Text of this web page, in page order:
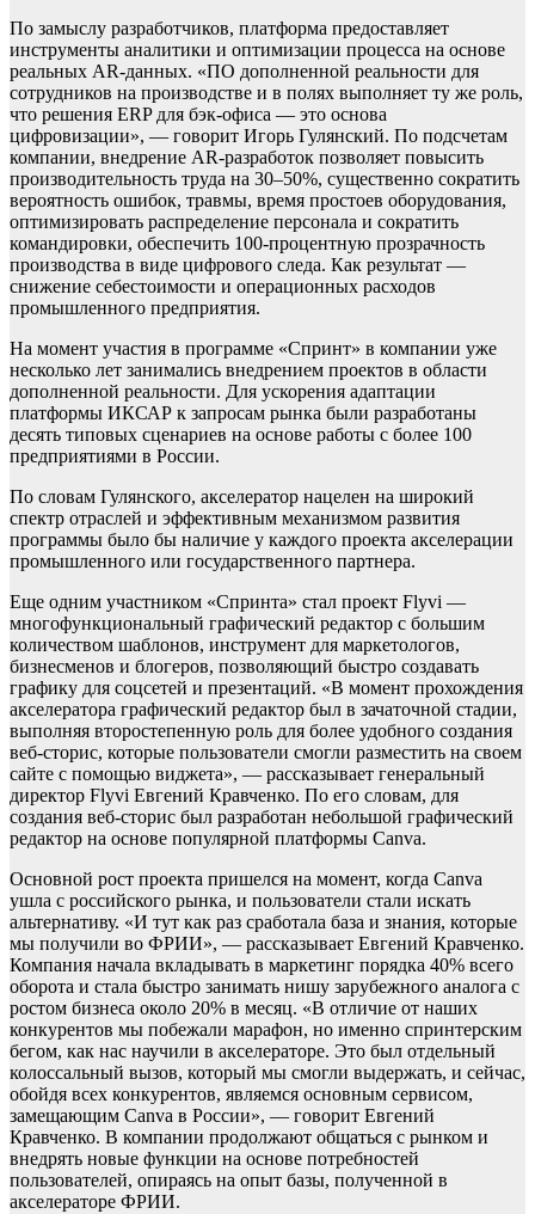
По замыслу разработчиков, платформа предоставляет
инструменты аналитики и оптимизации процесса на основе
реальных AR-данных. «ПО дополненной реальности для
сотрудников на производстве и в полях выполняет ту же роль,
что решения ERP для бэк-офиса — это основа
цифровизации», — говорит Игорь Гулянский. По подсчетам
компании, внедрение AR-разработок позволяет повысить
производительность труда на 30–50%, существенно сократить
вероятность ошибок, травмы, время простоев оборудования,
оптимизировать распределение персонала и сократить
командировки, обеспечить 100-процентную прозрачность
производства в виде цифрового следа. Как результат —
снижение себестоимости и операционных расходов
промышленного предприятия.
На момент участия в программе «Спринт» в компании уже
несколько лет занимались внедрением проектов в области
дополненной реальности. Для ускорения адаптации
платформы ИКСАР к запросам рынка были разработаны
десять типовых сценариев на основе работы с более 100
предприятиями в России.
По словам Гулянского, акселератор нацелен на широкий
спектр отраслей и эффективным механизмом развития
программы было бы наличие у каждого проекта акселерации
промышленного или государственного партнера.
Еще одним участником «Спринта» стал проект Flyvi —
многофункциональный графический редактор с большим
количеством шаблонов, инструмент для маркетологов,
бизнесменов и блогеров, позволяющий быстро создавать
графику для соцсетей и презентаций. «В момент прохождения
акселератора графический редактор был в зачаточной стадии,
выполняя второстепенную роль для более удобного создания
веб-сторис, которые пользователи смогли разместить на своем
сайте с помощью виджета», — рассказывает генеральный
директор Flyvi Евгений Кравченко. По его словам, для
создания веб-сторис был разработан небольшой графический
редактор на основе популярной платформы Canva.
Основной рост проекта пришелся на момент, когда Canva
ушла с российского рынка, и пользователи стали искать
альтернативу. «И тут как раз сработала база и знания, которые
мы получили во ФРИИ», — рассказывает Евгений Кравченко.
Компания начала вкладывать в маркетинг порядка 40% всего
оборота и стала быстро занимать нишу зарубежного аналога с
ростом бизнеса около 20% в месяц. «В отличие от наших
конкурентов мы побежали марафон, но именно спринтерским
бегом, как нас научили в акселераторе. Это был отдельный
колоссальный вызов, который мы смогли выдержать, и сейчас,
обойдя всех конкурентов, являемся основным сервисом,
замещающим Canva в России», — говорит Евгений
Кравченко. В компании продолжают общаться с рынком и
внедрять новые функции на основе потребностей
пользователей, опираясь на опыт базы, полученной в
акселераторе ФРИИ.